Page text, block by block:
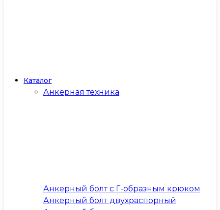
Каталог
Анкерная техника
Анкерный болт с Г-образным крюком
Анкерный болт двухраспорный